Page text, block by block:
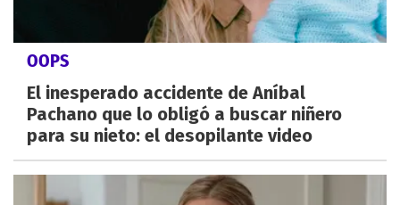
OOPS
El inesperado accidente de Aníbal
Pachano que lo obligó a buscar niñero
para su nieto: el desopilante video